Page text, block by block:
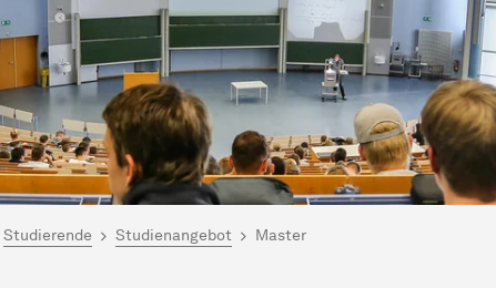
hier:
Studierende Studienangebot Master